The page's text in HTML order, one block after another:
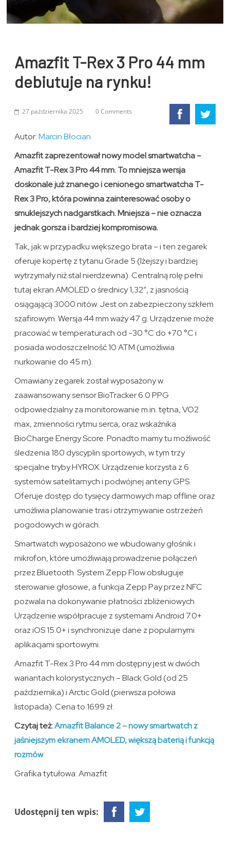
Amazfit T-Rex 3 Pro 44 mm
debiutuje na rynku!
27 października 2025 0 Comments
Autor:Marcin Błocian
Amazfit zaprezentował nowy model smartwatcha –
Amazfit T-Rex 3 Pro 44 mm. To mniejsza wersja
doskonale już znanego i cenionego smartwatcha T-
Rex 3 Pro, która powinna zainteresować osoby o
smuklejszych nadgarstkach. Mniejsza – nie oznacza
jednak gorsza i bardziej kompromisowa.
Tak, jak w przypadku większego brata – i ten zegarek
oferuje kopertę z tytanu Grade 5 (lżejszy i bardziej
wytrzymały niż stal nierdzewna). Centralną rolę pełni
tutaj ekran AMOLED o średnicy 1,32″, z jasnością
osiągającą 3000 nitów. Jest on zabezpieczony szkłem
szafirowym. Wersja 44 mm waży 47 g. Urządzenie może
pracować w temperaturach od -30 °C do +70 °C i
posiada wodoszczelność 10 ATM (umożliwia
nurkowanie do 45 m).
Omawiany zegarek został wyposażony w
zaawansowany sensor BioTracker 6.0 PPG
odpowiedzialny za monitorowanie m.in. tętna, VO2
max, zmienności rytmu serca, oraz wskaźnika
BioCharge Energy Score. Ponadto mamy tu możliwość
śledzenia 180 dyscyplin sportowych, w tym trzy
specjalne tryby HYROX. Urządzenie korzysta z 6
systemów satelitarnych i podwójnej anteny GPS.
Oferuje dostęp do tysięcy darmowych map offline oraz
umożliwia planowanie tras i otrzymywanie ostrzeżeń
pogodowych w górach.
Smartwatch wyposażono we wbudowany głośnik i
mikrofon, które umożliwiają prowadzenie połączeń
przez Bluetooth. System Zepp Flow obsługuje
sterowanie głosowe, a funkcja Zepp Pay przez NFC
pozwala na dokonywanie płatności zbliżeniowych.
Urządzenie współpracuje z systemami Android 7.0+
oraz iOS 15.0+ i synchronizuje dane z popularnymi
aplikacjami sportowymi.
Amazfit T-Rex 3 Pro 44 mm dostępny jest w dwóch
wariantach kolorystycznych – Black Gold (od 25
października) i Arctic Gold (pierwsza połowa
listopada). Cena to 1699 zł.
Czytaj też:Amazfit Balance 2 – nowy smartwatch z
jaśniejszym ekranem AMOLED, większą baterią i funkcją
rozmów
Grafika tytułowa: Amazfit
Udostępnij ten wpis: